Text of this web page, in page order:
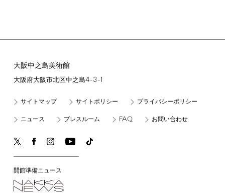
大阪中之島美術館
大阪府大阪市北区中之島4-3-1
サイトマップ サイトポリシー プライバシーポリシー
ニュース プレスルーム FAQ お問い合わせ
開館準備ニュース